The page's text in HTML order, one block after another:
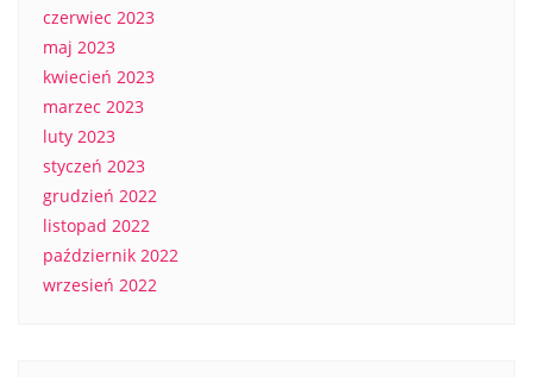
czerwiec 2023
maj 2023
kwiecień 2023
marzec 2023
luty 2023
styczeń 2023
grudzień 2022
listopad 2022
październik 2022
wrzesień 2022